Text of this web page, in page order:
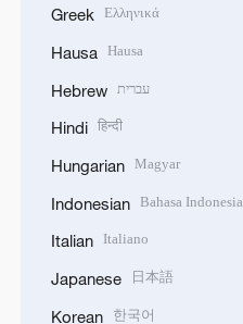
Greek Ελληνικά
Hausa Hausa
Hebrew עברית
Hindi हिन्दी
Hungarian Magyar
Indonesian Bahasa Indonesia
Italian Italiano
Japanese 日本語
Korean 한국어